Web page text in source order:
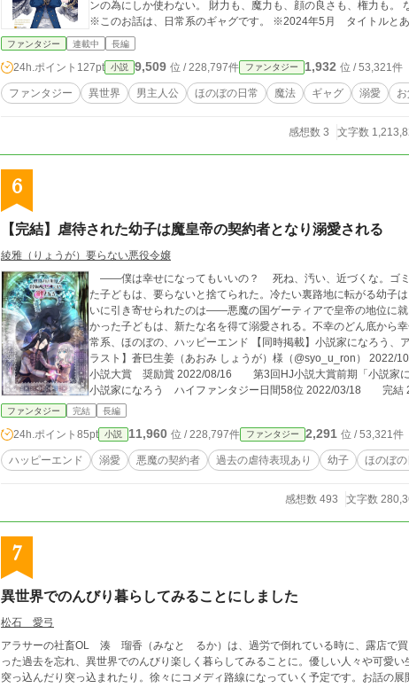
ンの為にしか使わない。 財力も、魔力も、顔の良さも、権力も。 なぜなら彼は、娘命の、究極の娘馬鹿だからだ。
※このお話は、日常系のギャグです。 ※2024年5月 タイトルとあ
ファンタジー 連載中 長編
24h.ポイント 127pt 小説 9,509 位 / 228,797件 ファンタジー 1,932 位 / 53,321件
ファンタジー 異世界 男主人公 ほのぼの日常 魔法 ギャグ 溺愛
感想数 3 文字数
6
【完結】虐待された幼子は魔皇帝の契約者となり溺愛される
綾雅（りょうが）要らない悪役令嬢
――僕は幸せになってもいいの？ 死ね、汚い、近づくな。ゴミ、生かされただけ感謝しろ。常に虐げられ続け
た子どもは、要らないと捨てられた。冷たい裏路地に転がる幼
いに引き寄せられたのは――悪魔の国ゲーティアで皇帝の地位に
かった子どもは、新たな名を得て溺愛される。不幸のどん底から幸
常系、ほのぼの、ハッピーエンド 【同時掲載】小説家になろう、アルファポリス、カクヨム、エブリスタ 【表紙イ
ラスト】蒼巳生姜（あおみ しょうが）様（@syo_u_ron） 2022/10/31 アルファポリス、第15回ファンタジー
小説大賞 奨励賞 2022/08/16 第3回HJ小説大賞前期「小説
小説家になろう ハイファンタジー日間58位 2022/03/18 完
ジー日間35位 2021/09/12 エブリスタ、ファンタジー1位
ファンタジー 完結 長編
24h.ポイント 85pt 小説 11,960 位 / 228,797件 ファンタジー 2,291 位 / 53,321件
ハッピーエンド 溺愛 悪魔の契約者 過去の虐待表現あり 幼子 ほのぼの
感想数 493 文字数
7
異世界でのんびり暮らしてみることにしました
松石 愛弓
アラサーの社畜OL 湊 瑠香（みなと るか）は、過労で倒れている時に、露店で買
った過去を忘れ、異世界でのんびり楽しく暮らしてみることに。優しい人々や可愛
突っ込んだり突っ込まれたり。徐々にコメディ路線になっていく予定です。お話の